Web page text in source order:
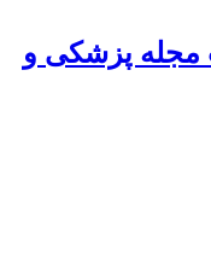
مجله پزشکی و